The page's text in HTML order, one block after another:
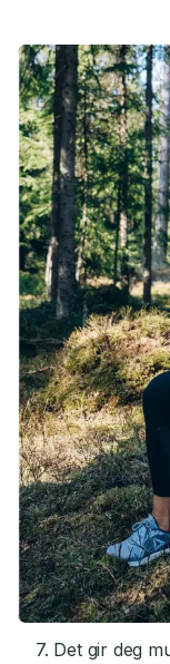
7. Det gir deg